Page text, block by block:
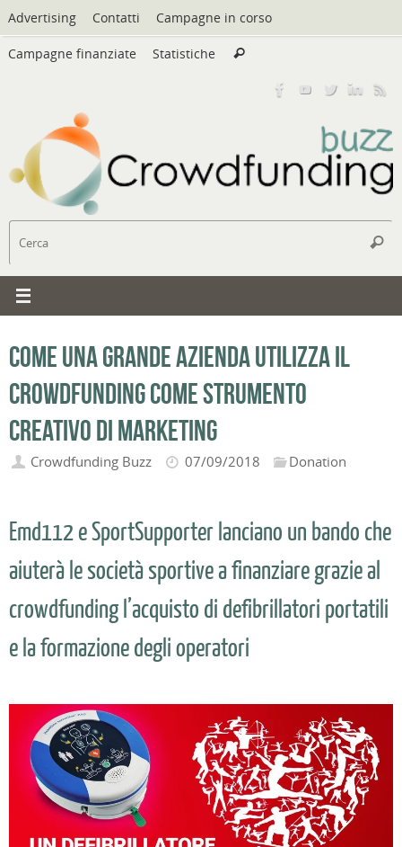
Vai
al
contenuto
Advertising Contatti Campagne in corso
Campagne finanziate Statistiche Cerca
Cerca
Come una grande azienda utilizza il
crowdfunding come strumento
creativo di marketing
Crowdfunding Buzz 07/09/2018 Donation
Emd112 e SportSupporter lanciano un bando che
aiuterà le società sportive a finanziare grazie al
crowdfunding l’acquisto di defibrillatori portatili
e la formazione degli operatori